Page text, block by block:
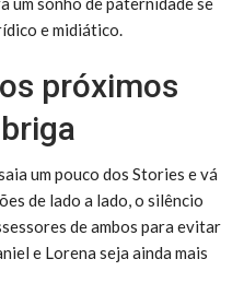
e midiático.
próximos
um pouco dos Stories e vá
de lado a lado, o silêncio
de ambos para evitar
e Lorena seja ainda mais